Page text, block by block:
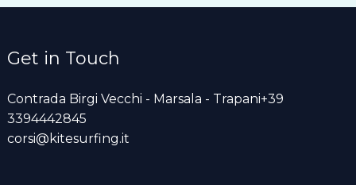
Get in Touch
Contrada Birgi Vecchi - Marsala - Trapani+39
3394442845
corsi@kitesurfing.it